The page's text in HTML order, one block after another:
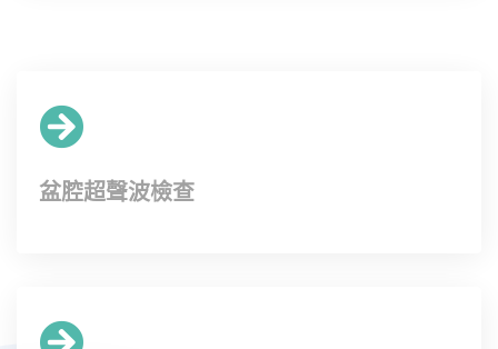
盆腔超聲波檢查